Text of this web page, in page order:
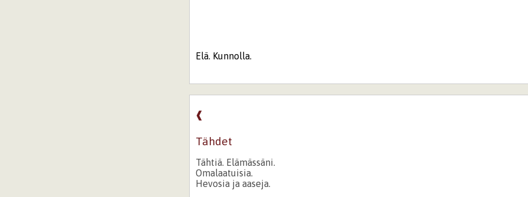
Elä. Kunnolla.
❰
Tähdet
Tähtiä. Elämässäni.
Omalaatuisia.
Hevosia ja aaseja.